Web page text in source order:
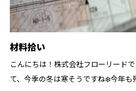
材料拾い
こんにちは！株式会社フローリード
て、今季の冬は寒そうですね❄️今年も